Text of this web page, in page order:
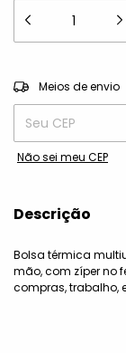
Entregas para o CEP:
Meios de envio
Não sei meu CEP
Descrição
Bolsa térmica
mão, com zíper no
compras, trabalho,